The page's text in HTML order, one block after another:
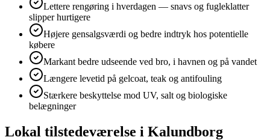
Lettere rengøring i hverdagen — snavs og fugleklatter
slipper hurtigere
Højere gensalgsværdi og bedre indtryk hos potentielle
købere
Markant bedre udseende ved bro, i havnen og på vandet
Længere levetid på gelcoat, teak og antifouling
Stærkere beskyttelse mod UV, salt og biologiske
belægninger
Lokal tilstedeværelse i Kalundborg